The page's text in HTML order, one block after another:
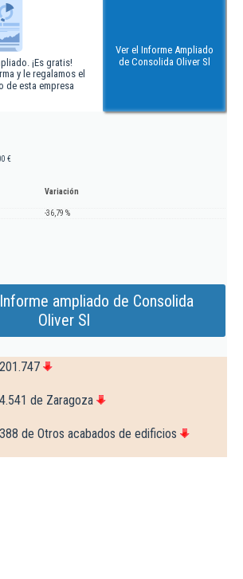
¡Es gratis!
y le regalamos el
de esta empresa
Ver el Informe Ampliado
de Consolida Oliver Sl
€
Variación
-36,79 %
ampliado de Consolida
Oliver Sl
de Zaragoza
de Otros acabados de edificios